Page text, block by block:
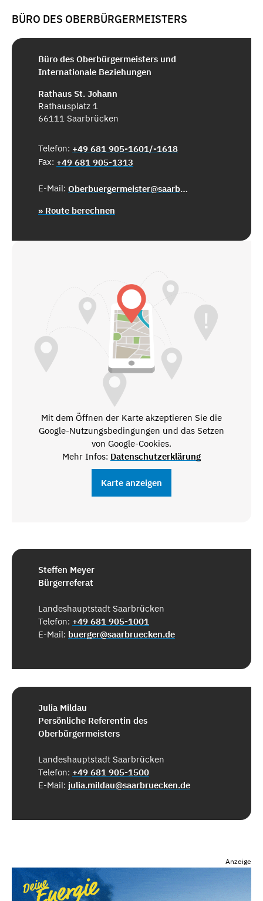
BÜRO DES OBERBÜRGERMEISTERS
Büro des Oberbürgermeisters und
Internationale Beziehungen
Rathaus St. Johann
Rathausplatz 1
66111 Saarbrücken
Telefon: +49 681 905-1601/-1618
Fax: +49 681 905-1313
E-Mail:
Oberbuergermeister@saarbruecken.de
» Route berechnen
Mit dem Öffnen der Karte akzeptieren Sie die
Google-Nutzungsbedingungen und das Setzen
von Google-Cookies.
Mehr Infos: Datenschutzerklärung
Karte anzeigen
Steffen Meyer
Bürgerreferat
Landeshauptstadt Saarbrücken
Telefon: +49 681 905-1001
E-Mail: buerger@saarbruecken.de
Julia Mildau
Persönliche Referentin des
Oberbürgermeisters
Landeshauptstadt Saarbrücken
Telefon: +49 681 905-1500
E-Mail: julia.mildau@saarbruecken.de
Anzeige